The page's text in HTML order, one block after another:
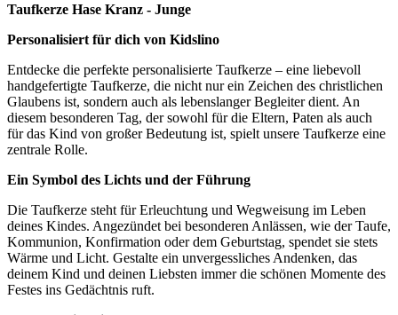
Taufkerze Hase Kranz - Junge
Personalisiert für dich von Kidslino
Entdecke die perfekte personalisierte Taufkerze – eine liebevoll
handgefertigte Taufkerze, die nicht nur ein Zeichen des christlichen
Glaubens ist, sondern auch als lebenslanger Begleiter dient. An
diesem besonderen Tag, der sowohl für die Eltern, Paten als auch
für das Kind von großer Bedeutung ist, spielt unsere Taufkerze eine
zentrale Rolle.
Ein Symbol des Lichts und der Führung
Die Taufkerze steht für Erleuchtung und Wegweisung im Leben
deines Kindes. Angezündet bei besonderen Anlässen, wie der Taufe,
Kommunion, Konfirmation oder dem Geburtstag, spendet sie stets
Wärme und Licht. Gestalte ein unvergessliches Andenken, das
deinem Kind und deinen Liebsten immer die schönen Momente des
Festes ins Gedächtnis ruft.